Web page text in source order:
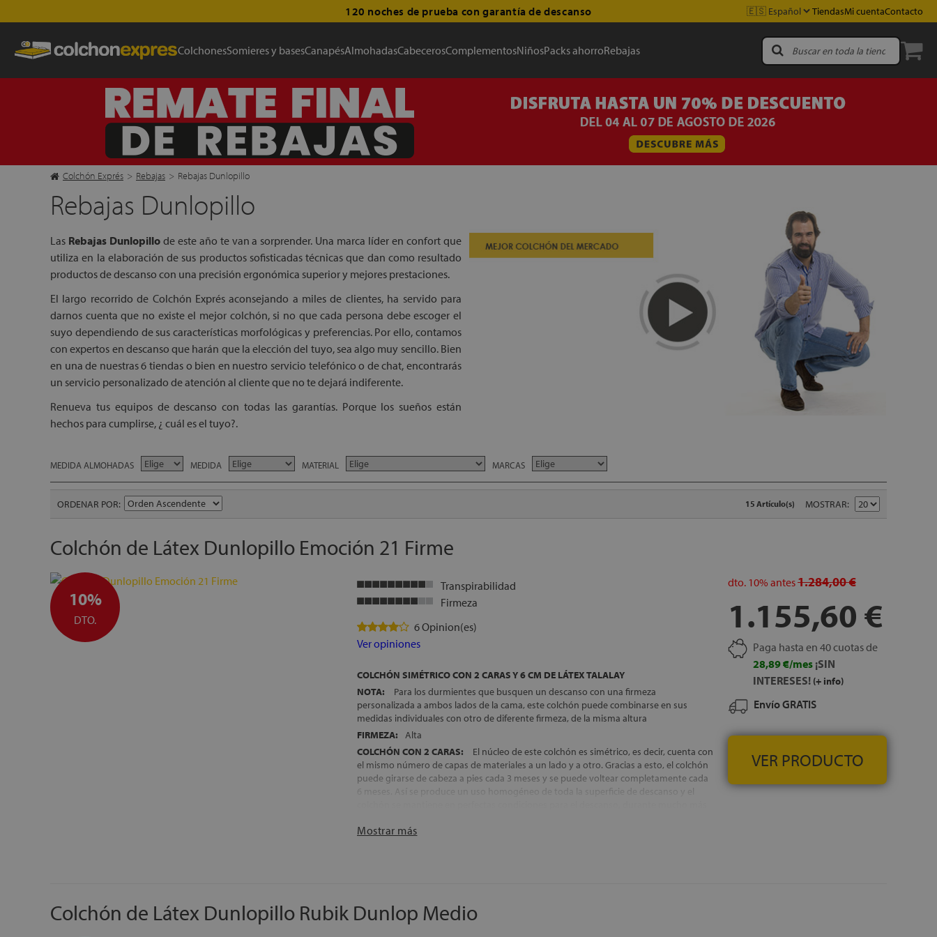
120 noches de prueba con garantía de descanso TiendasMi cuentaContacto
ColchonesSomieres y basesCanapésAlmohadasCabecerosComplementosNiñosPacks ahorroRebajas
Colchón Exprés > Rebajas > Rebajas Dunlopillo
Rebajas Dunlopillo
Las Rebajas Dunlopillode este año te van a sorprender. Una marca líder en confort que
utiliza en la elaboración de sus productos sofisticadas técnicas que dan como resultado
productos de descanso con una precisión ergonómica superior y mejores prestaciones.
El largo recorrido de Colchón Exprés aconsejando a miles de clientes, ha servido para
darnos cuenta que no existe el mejor colchón, si no que cada persona debe escoger el
suyo dependiendo de sus características morfológicas y preferencias. Por ello, contamos
con expertos en descanso que harán que la elección del tuyo, sea algo muy sencillo. Bien
en una de nuestras 6 tiendas o bien en nuestro servicio telefónico o de chat, encontrarás
un servicio personalizado de atención al cliente que no te dejará indiferente.
Renueva tus equipos de descanso con todas las garantías. Porque los sueños están
hechos para cumplirse, ¿ cuál es el tuyo?.
MEDIDA ALMOHADAS MEDIDA MATERIAL MARCAS
ORDENAR POR 15 Artículo(s) MOSTRAR
Colchón de Látex Dunlopillo Emoción 21 Firme
10%
DTO.
Transpirabilidad
Firmeza
6 Opinion(es)
Ver opiniones
COLCHÓN SIMÉTRICO CON 2 CARAS Y 6 CM DE LÁTEX TALALAY
NOTA:
Para los durmientes que busquen un descanso con una firmeza
personalizada a ambos lados de la cama, este colchón puede combinarse en sus
medidas individuales con otro de diferente firmeza, de la misma altura
FIRMEZA:
Alta
COLCHÓN CON 2 CARAS:
El núcleo de este colchón es simétrico, es decir, cuenta con
el mismo número de capas de materiales a un lado y a otro. Gracias a esto, el colchón
puede girarse de cabeza a pies cada 3 meses y se puede voltear completamente cada
6 meses. Así se produce un uso homogéneo de toda la superficie de descanso y el
DESENFUNDABLE:
capas de materiales naturales: algodón, lana y seda, que se combinan con una capa de
firbra microclima de máxima transpiración
Mostrar más
dto. 10% antes1.284,00 €
1.155,60 €
Paga hasta en 40 cuotas de
28,89 €/mes ¡SIN
INTERESES! (+ info)
Envío GRATIS
VER PRODUCTO
Colchón de Látex Dunlopillo Rubik Dunlop Medio